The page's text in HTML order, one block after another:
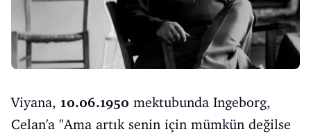
Viyana, 10.06.1950 mektubunda Ingeborg,
Celan'a "Ama artık senin için mümkün değilse